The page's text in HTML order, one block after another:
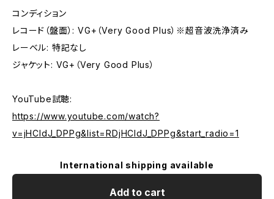
コンディション
レコード（盤面）: VG+（Very Good Plus）※超音波洗浄済み
レーベル: 特記なし
ジャケット: VG+（Very Good Plus）
YouTube試聴:
https://www.youtube.com/watch?
v=jHCldJ_DPPg&list=RDjHCldJ_DPPg&start_radio=1
International shipping available
Add to cart